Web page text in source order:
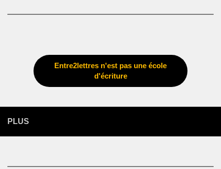
Entre2lettres n'est pas une école
d'écriture
PLUS